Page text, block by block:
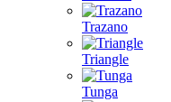
Trazano
Triangle
Tunga